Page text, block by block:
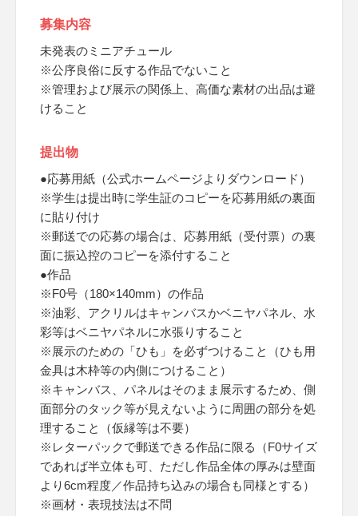
募集内容
未発表のミニアチュール
※公序良俗に反する作品でないこと
※管理および展示の関係上、高価な素材の出品は避
けること
提出物
●応募用紙（公式ホームページよりダウンロード）
※学生は提出時に学生証のコピーを応募用紙の裏面
に貼り付け
※郵送での応募の場合は、応募用紙（受付票）の裏
面に振込控のコピーを添付すること
●作品
※F0号（180×140mm）の作品
※油彩、アクリルはキャンバスかベニヤパネル、水
彩等はベニヤパネルに水張りすること
※展示のための「ひも」を必ずつけること（ひも用
金具は木枠等の内側につけること）
※キャンバス、パネルはそのまま展示するため、側
面部分のタック等が見えないように周囲の部分を処
理すること（仮縁等は不要）
※レターパックで郵送できる作品に限る（F0サイズ
であれば半立体も可、ただし作品全体の厚みは壁面
より6cm程度／作品持ち込みの場合も同様とする）
※画材・表現技法は不問